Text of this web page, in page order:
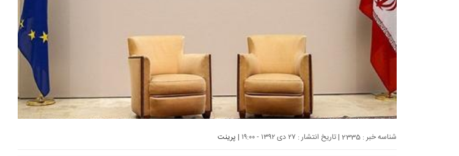
شناسه خبر : 2335 | تاریخ انتشار : ۲۷ دی ۱۳۹۲ - ۱۹:۰۰ | پرینت